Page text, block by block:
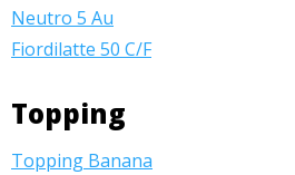
Neutro 5 Au
Fiordilatte 50 C/F
Topping
Topping Banana